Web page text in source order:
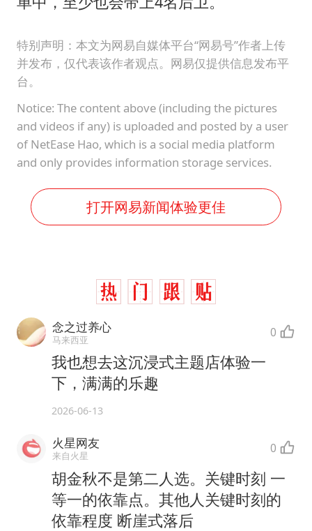
特别声明：本文为网易自媒体平台“网易号”作者上传
并发布，仅代表该作者观点。网易仅提供信息发布平
台。
Notice: The content above (including the pictures
and videos if any) is uploaded and posted by a user
of NetEase Hao, which is a social media platform
and only provides information storage services.
打开网易新闻体验更佳
念之过养心
马来西亚 0
我也想去这沉浸式主题店体验一
下，满满的乐趣
2026-06-13
火星网友
来自火星 0
胡金秋不是第二人选。关键时刻 一
等一的依靠点。其他人关键时刻的
依靠程度 断崖式落后